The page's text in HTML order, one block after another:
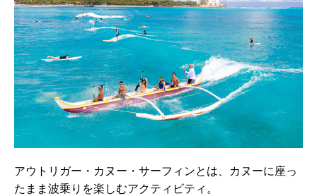
アウトリガー・カヌー・サーフィンとは、カヌーに座っ
たまま波乗りを楽しむアクティビティ。